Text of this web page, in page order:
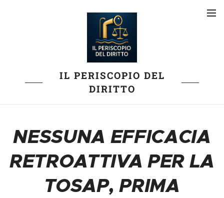
IL PERISCOPIO DEL
DIRITTO
NESSUNA EFFICACIA
RETROATTIVA PER LA
TOSAP, PRIMA